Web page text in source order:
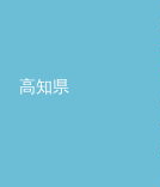
高知県